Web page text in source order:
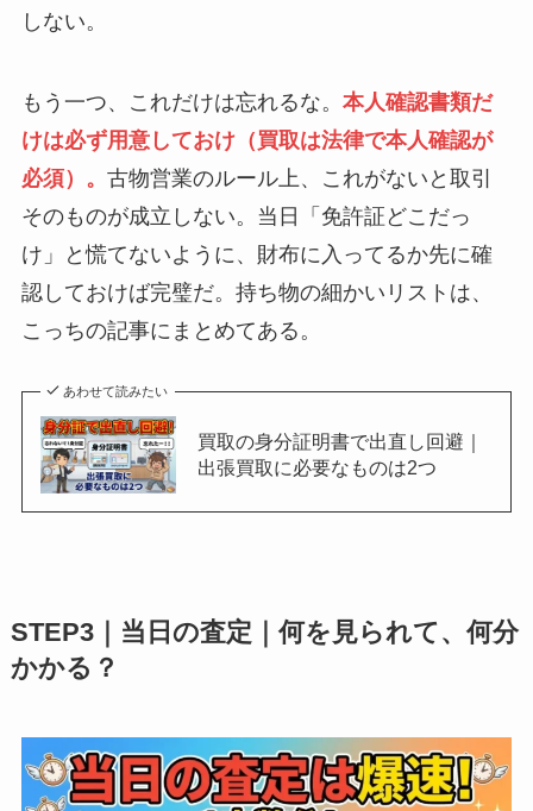
しない。
もう一つ、これだけは忘れるな。 本人確認書類だ
けは必ず用意しておけ（買取は法律で本人確認が
必須）。 古物営業のルール上、これがないと取引
そのものが成立しない。当日「免許証どこだっ
け」と慌てないように、財布に入ってるか先に確
認しておけば完璧だ。持ち物の細かいリストは、
こっちの記事にまとめてある。
あわせて読みたい
買取の身分証明書で出直し回避｜
出張買取に必要なものは2つ
STEP3｜当日の査定｜何を見られて、何分
かかる？